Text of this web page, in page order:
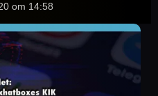
om 14:58